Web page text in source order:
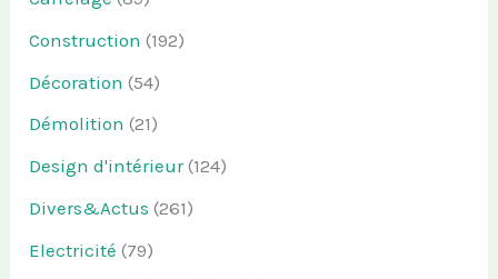
Construction (192)
Décoration (54)
Démolition (21)
Design d'intérieur(124)
Divers&Actus (261)
Electricité (79)